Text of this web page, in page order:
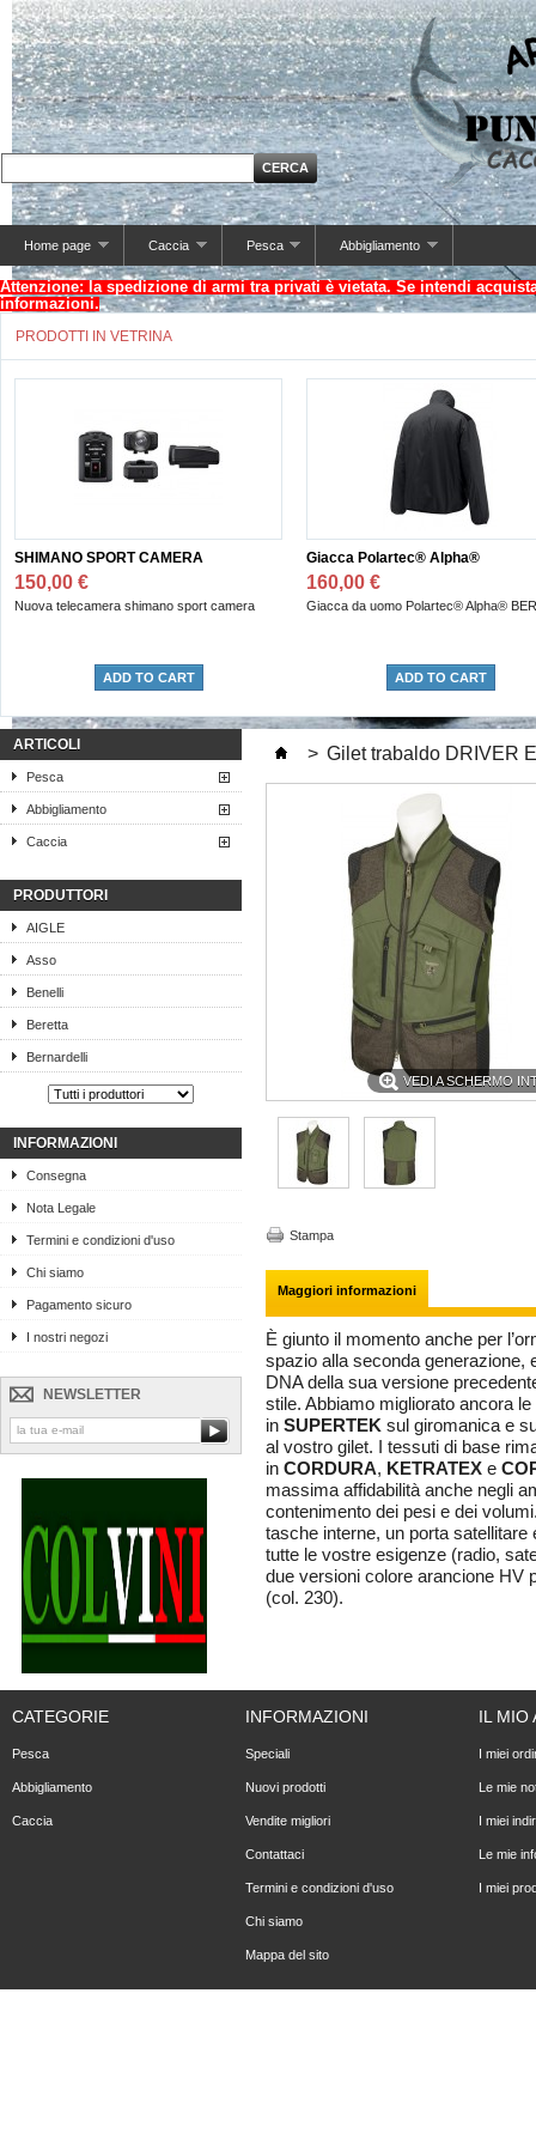
Home page Caccia Pesca Abbigliamento
Attenzione: la spedizione di armi tra privati è vietata. Se intendi
informazioni.
PRODOTTI IN VETRINA
SHIMANO SPORT CAMERA
150,00 €
Nuova telecamera shimano sport camera
ADD TO CART
Giacca Polartec® Alpha®
160,00 €
Giacca da uomo Polartec® Alpha®
ADD TO CART
ARTICOLI
Pesca
Abbigliamento
Caccia
PRODUTTORI
AIGLE
Asso
Benelli
Beretta
Bernardelli
INFORMAZIONI
Consegna
Nota Legale
Termini e condizioni d'uso
Chi siamo
Pagamento sicuro
I nostri negozi
NEWSLETTER
> Gilet trabaldo DRIVER
VEDI A SCHERMO
Stampa
Maggiori informazioni
È giunto il momento anche per
spazio alla seconda generazione,
DNA della sua versione
stile. Abbiamo migliorato ancora
in SUPERTEK sul giromanica e
al vostro gilet. I tessuti di base
in CORDURA, KETRATEX e
massima affidabilità anche negli
contenimento dei pesi e dei
tasche interne, un porta
tutte le vostre esigenze (radio,
due versioni colore arancione HV
(col. 230).
CATEGORIE
Pesca
Abbigliamento
Caccia
INFORMAZIONI
Speciali
Nuovi prodotti
Vendite migliori
Contattaci
Termini e condizioni d'uso
Chi siamo
Mappa del sito
IL MIO
I miei
Le mie
I miei
Le mie
I miei